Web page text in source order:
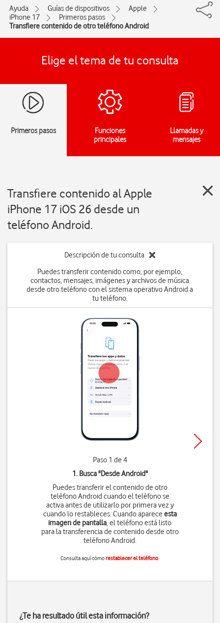
Ayuda Guías de dispositivos
Apple
iPhone 17
Primeros pasos
Transfiere contenido de otro teléfono Android
Elige el tema de tu consulta
Primeros pasos
Funciones
principales
Llamadas y
mensajes
Transfiere contenido al Apple
iPhone 17 iOS 26 desde un
teléfono Android.
Descripción de tu consulta
Puedes transferir contenido como, por ejemplo,
contactos, mensajes, imágenes y archivos de música
desde otro teléfono con el sistema operativo Android a
tu teléfono.
Paso 1 de 4
1. Busca "Desde Android"
Puedes transferir el contenido de otro
teléfono Android cuando el teléfono se
activa antes de utilizarlo por primera vez y
cuando lo restableces. Cuando aparece esta
imagen de pantalla, el teléfono está listo
para la transferencia de contenido desde otro
teléfono Android.
Consulta aquí cómorestablecer el teléfono.
¿Te ha resultado útil esta información?